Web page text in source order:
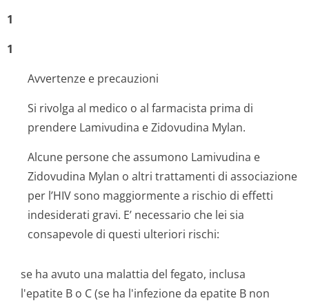
1
1
Avvertenze e precauzioni
Si rivolga al medico o al farmacista prima di
prendere Lamivudina e Zidovudina Mylan.
Alcune persone che assumono Lamivudina e
Zidovudina Mylan o altri trattamenti di associazione
per l’HIV sono maggiormente a rischio di effetti
indesiderati gravi. E’ necessario che lei sia
consapevole di questi ulteriori rischi:
se ha avuto una malattia del fegato, inclusa
l'epatite B o C (se ha l'infezione da epatite B non